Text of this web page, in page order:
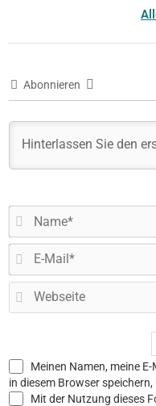
Abonnieren
Meinen Namen, meine
in diesem Browser
Mit der Nutzung dieses